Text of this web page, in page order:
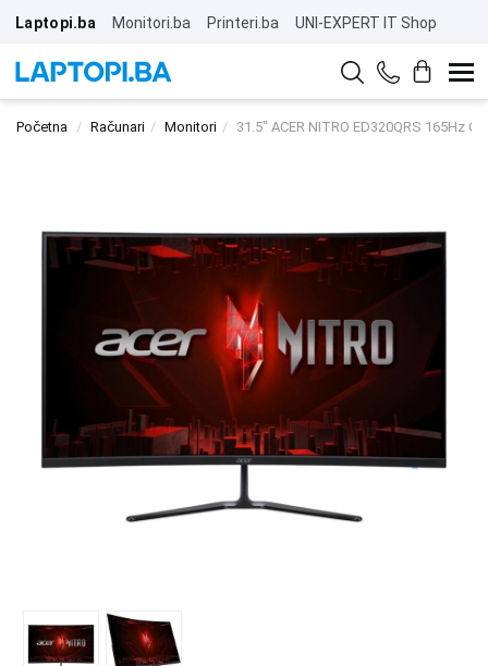
Laptopi.ba Monitori.ba Printeri.ba UNI-EXPERT IT Shop
Početna Računari Monitori 31.5" ACER NITRO ED320QRS 165Hz